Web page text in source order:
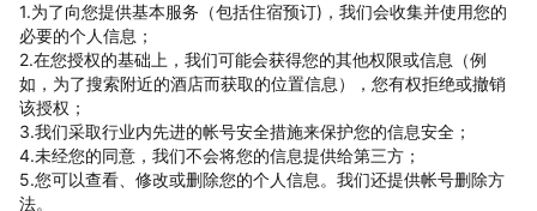
1.为了向您提供基本服务（包括住宿预订)，我们会收集并使用您的
必要的个人信息；
2.在您授权的基础上，我们可能会获得您的其他权限或信息（例
如，为了搜索附近的酒店而获取的位置信息），您有权拒绝或撤销
该授权；
3.我们采取行业内先进的帐号安全措施来保护您的信息安全；
4.未经您的同意，我们不会将您的信息提供给第三方；
5.您可以查看、修改或删除您的个人信息。我们还提供帐号删除方
法。